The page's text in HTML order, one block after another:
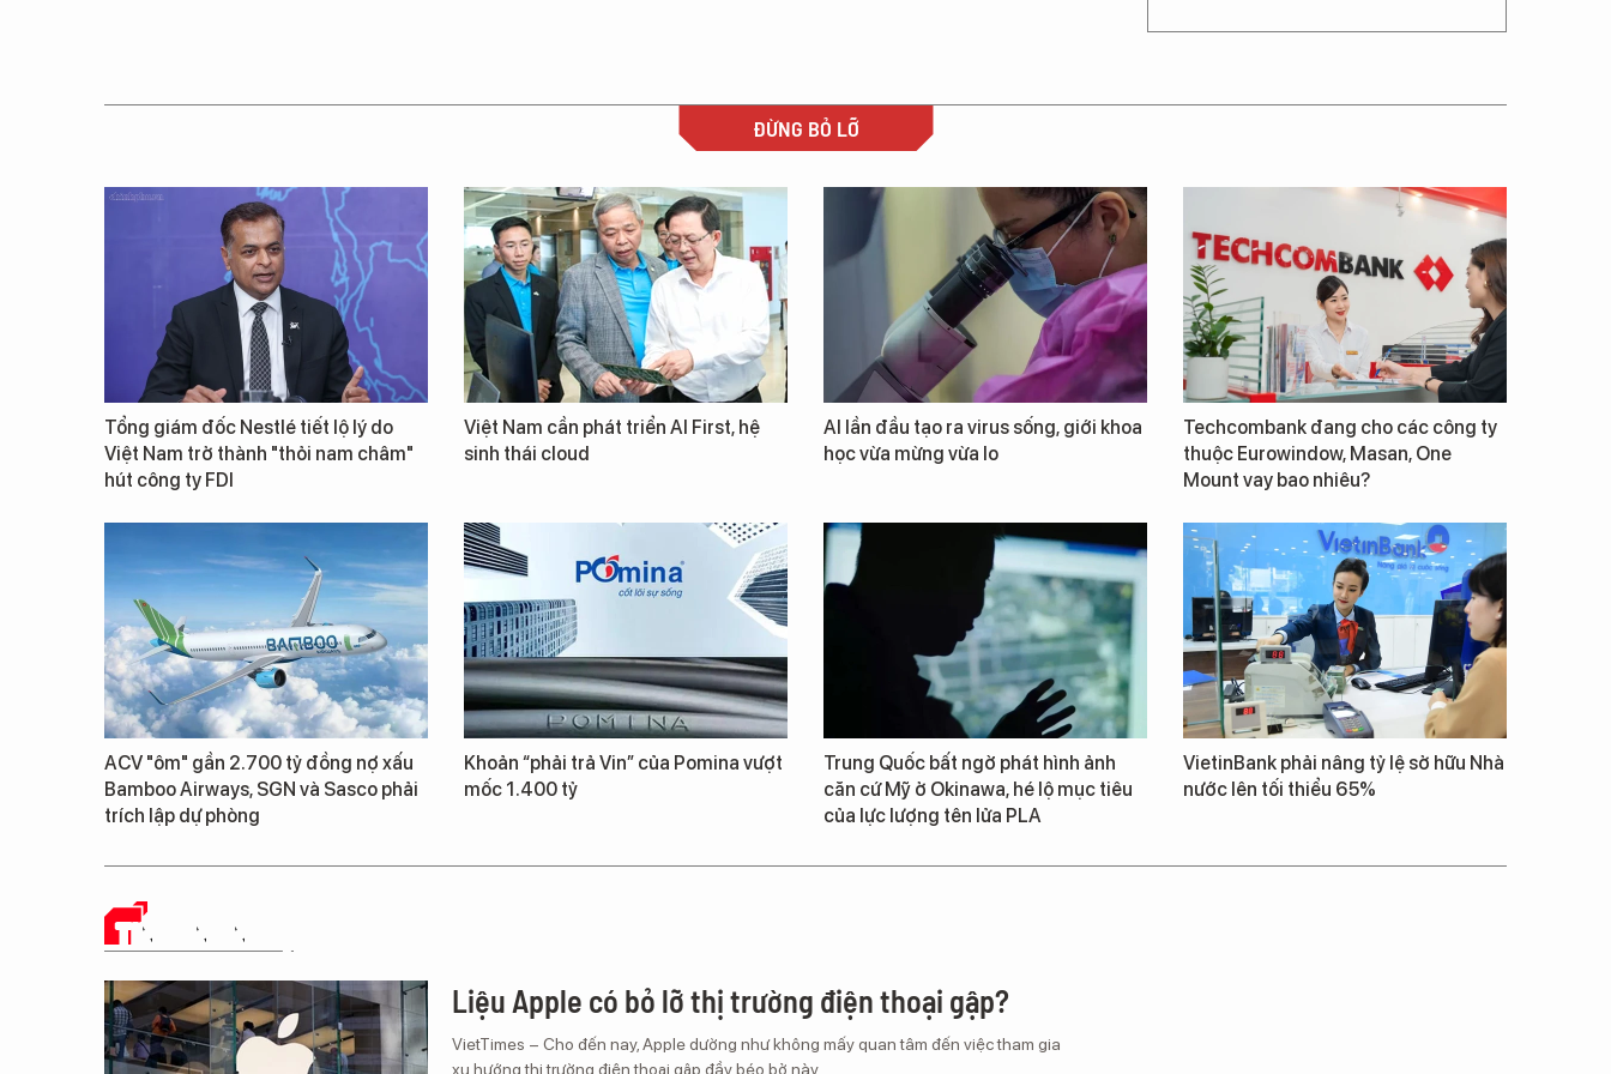
ĐỪNG BỎ LỠ
Tổng giám đốc Nestlé tiết lộ lý do
Việt Nam trở thành "thỏi nam châm"
hút công ty FDI
Việt Nam cần phát triển AI First, hệ
sinh thái cloud
AI lần đầu tạo ra virus sống, giới khoa
học vừa mừng vừa lo
Techcombank đang cho các công ty
thuộc Eurowindow, Masan, One
Mount vay bao nhiêu?
ACV "ôm" gần 2.700 tỷ đồng nợ xấu
Bamboo Airways, SGN và Sasco phải
trích lập dự phòng
Khoản “phải trả Vin” của Pomina vượt
mốc 1.400 tỷ
Trung Quốc bất ngờ phát hình ảnh
căn cứ Mỹ ở Okinawa, hé lộ mục tiêu
của lực lượng tên lửa PLA
VietinBank phải nâng tỷ lệ sở hữu Nhà
nước lên tối thiểu 65%
TIN CÔNG NGHỆ
Liệu Apple có bỏ lỡ thị trường điện thoại gập?
VietTimes – Cho đến nay, Apple dường như không mấy quan tâm đến việc tham gia
xu hướng thị trường điện thoại gập đầy béo bở này.